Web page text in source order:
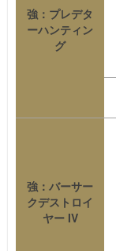
強：プレデタ
ーハンティン
グ
強：バーサー
クデストロイ
ヤー IV